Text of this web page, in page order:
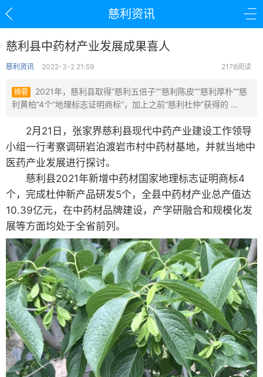
慈利资讯
慈利县中药材产业发展成果喜人
慈利资讯 2022-3-2 21:59 2178阅读
摘要
2021年，慈利县取得“慈利五倍子”“慈利陈皮”“慈利厚朴”“慈
利黄柏”4个“地理标志证明商标”，加上之前“慈利杜仲”获得的 ...
2月21日，张家界慈利县现代中药产业建设工作领导
小组一行考察调研岩泊渡岩市村中药材基地，并就当地中
医药产业发展进行探讨。
慈利县2021年新增中药材国家地理标志证明商标4
个，完成杜仲新产品研发5个，全县中药材产业总产值达
10.39亿元，在中药材品牌建设，产学研融合和规模化发
展等方面均处于全省前列。